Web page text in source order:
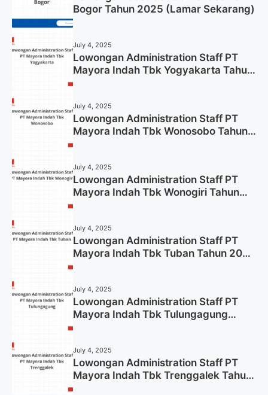
Bogor Tahun 2025 (Lamar Sekarang)
July 4, 2025
Lowongan Administration Staff PT
Mayora Indah Tbk Yogyakarta Tahun
July 4, 2025
Lowongan Administration Staff PT
Mayora Indah Tbk Wonosobo Tahun
July 4, 2025
Lowongan Administration Staff PT
Mayora Indah Tbk Wonogiri Tahun
July 4, 2025
Lowongan Administration Staff PT
Mayora Indah Tbk Tuban Tahun 2025
July 4, 2025
Lowongan Administration Staff PT
Mayora Indah Tbk Tulungagung
July 4, 2025
Lowongan Administration Staff PT
Mayora Indah Tbk Trenggalek Tahun